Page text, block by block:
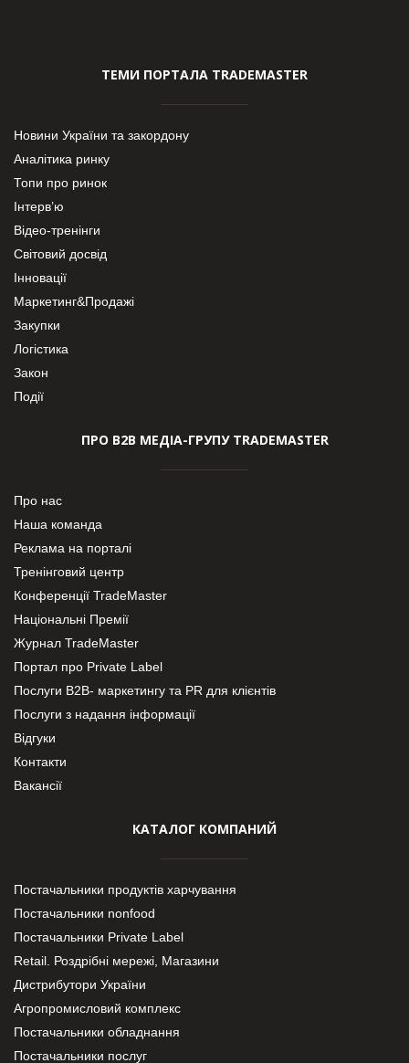
ТЕМИ ПОРТАЛА TRADEMASTER
Новини України та закордону
Аналітика ринку
Топи про ринок
Інтерв’ю
Відео-тренінги
Світовий досвід
Інновації
Маркетинг&Продажі
Закупки
Логістика
Закон
Події
ПРО В2В МЕДІА-ГРУПУ TRADEMASTER
Про нас
Наша команда
Реклама на порталі
Тренінговий центр
Конференції TradeMaster
Національні Премії
Журнал TradeMaster
Портал про Private Label
Послуги В2В- маркетингу та PR для клієнтів
Послуги з надання інформації
Відгуки
Контакти
Вакансії
КАТАЛОГ КОМПАНИЙ
Постачальники продуктів харчування
Постачальники nonfood
Постачальники Private Label
Retail. Роздрібні мережі, Магазини
Дистрибутори України
Агропромисловий комплекс
Постачальники обладнання
Постачальники послуг